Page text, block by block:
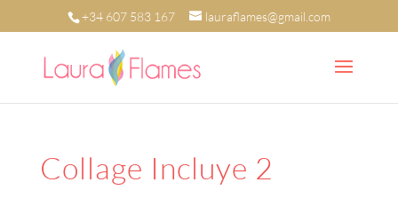
+34 607 583 167 lauraflames@gmail.com
Collage Incluye 2